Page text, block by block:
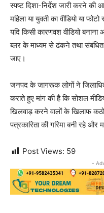
स्पष्ट दिशा-निर्देश जारी करने की
महिला या युवती का वीडियो या
यदि किसी कारणवश वीडियो
ब्लर के माध्यम से ढंकने तथा संबंधित
जाए।
जनपद के जागरूक लोगों ने
कराते हुए मांग की है कि सोशल
खिलवाड़ करने वालों के खिलाफ
पत्रकारिता की गरिमा बनी रहे और
Post Views: 59
-